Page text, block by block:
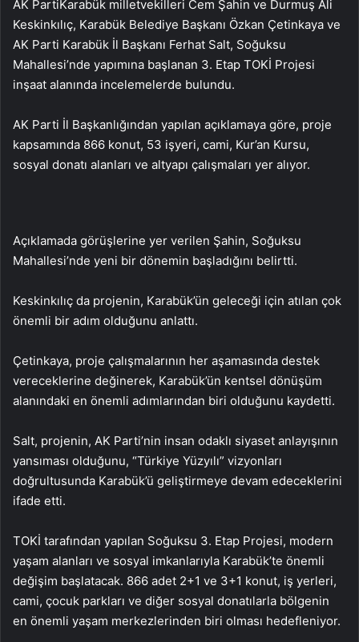
AK PartiKarabük milletvekilleri Cem Şahin ve Durmuş Ali
Keskinkılıç, Karabük Belediye Başkanı Özkan Çetinkaya ve
AK Parti Karabük İl Başkanı Ferhat Salt, Soğuksu
Mahallesi’nde yapımına başlanan 3. Etap TOKİ Projesi
inşaat alanında incelemelerde bulundu.
AK Parti İl Başkanlığından yapılan açıklamaya göre, proje
kapsamında 866 konut, 53 işyeri, cami, Kur’an Kursu,
sosyal donatı alanları ve altyapı çalışmaları yer alıyor.
Açıklamada görüşlerine yer verilen Şahin, Soğuksu
Mahallesi’nde yeni bir dönemin başladığını belirtti.
Keskinkılıç da projenin, Karabük’ün geleceği için atılan çok
önemli bir adım olduğunu anlattı.
Çetinkaya, proje çalışmalarının her aşamasında destek
vereceklerine değinerek, Karabük’ün kentsel dönüşüm
alanındaki en önemli adımlarından biri olduğunu kaydetti.
Salt, projenin, AK Parti’nin insan odaklı siyaset anlayışının
yansıması olduğunu, “Türkiye Yüzyılı” vizyonları
doğrultusunda Karabük’ü geliştirmeye devam edeceklerini
ifade etti.
TOKİ tarafından yapılan Soğuksu 3. Etap Projesi, modern
yaşam alanları ve sosyal imkanlarıyla Karabük’te önemli
değişim başlatacak. 866 adet 2+1 ve 3+1 konut, iş yerleri,
cami, çocuk parkları ve diğer sosyal donatılarla bölgenin
en önemli yaşam merkezlerinden biri olması hedefleniyor.